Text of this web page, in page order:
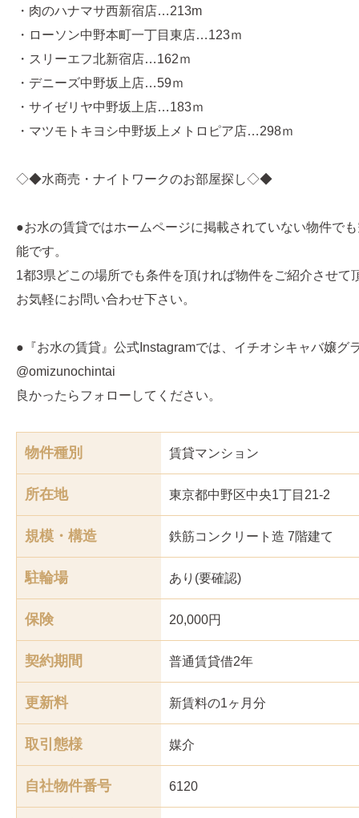
・肉のハナマサ西新宿店…213m
・ローソン中野本町一丁目東店…123ｍ
・スリーエフ北新宿店…162ｍ
・デニーズ中野坂上店…59ｍ
・サイゼリヤ中野坂上店…183ｍ
・マツモトキヨシ中野坂上メトロピア店…298ｍ
◇◆水商売・ナイトワークのお部屋探し◇◆
●お水の賃貸ではホームページに掲載されていない物件で
能です。
1都3県どこの場所でも条件を頂ければ物件をご紹介させて
お気軽にお問い合わせ下さい。
●『お水の賃貸』公式Instagramでは、イチオシキャバ嬢グ
@omizunochintai
良かったらフォローしてください。
物件種別 賃貸マンション
所在地 東京都中野区中央1丁目21-2
規模・構造 鉄筋コンクリート造 7階建て
駐輪場 あり(要確認)
保険 20,000円
契約期間 普通賃貸借2年
更新料 新賃料の1ヶ月分
取引態様 媒介
自社物件番号 6120